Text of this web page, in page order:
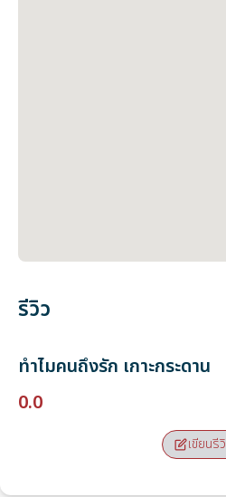
รีวิว
ทำไมคนถึงรัก เกาะกระดาน
0.0
เขียนรี